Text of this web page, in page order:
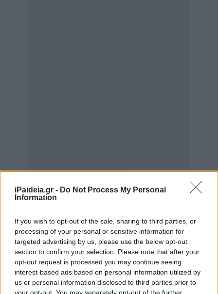
iPaideia.gr - Do Not Process My Personal
Information
If you wish to opt-out of the sale, sharing to third parties, or
processing of your personal or sensitive information for
targeted advertising by us, please use the below opt-out
section to confirm your selection. Please note that after your
opt-out request is processed you may continue seeing
interest-based ads based on personal information utilized by
us or personal information disclosed to third parties prior to
your opt-out. You may separately opt-out of the further
Τα εισοδηματικά όρια
Αίτηση για το πρόγραμμα μπορούν να υποβάλουν πολίτες
με ατομικό εισόδημα έως 16.000 ευρώ και οικογενειακό